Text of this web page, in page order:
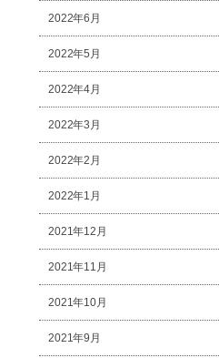
2022年6月
2022年5月
2022年4月
2022年3月
2022年2月
2022年1月
2021年12月
2021年11月
2021年10月
2021年9月